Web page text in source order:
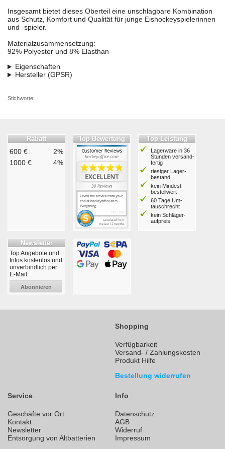
Insgesamt bietet dieses Oberteil eine unschlagbare Kombination
aus Schutz, Komfort und Qualität für junge Eishockeyspielerinnen
und -spieler.
Materialzusammensetzung:
92% Polyester und 8% Elasthan
Eigenschaften
Hersteller (GPSR)
Stichworte:
Rabatt
600 €
2%
1000 €
4%
Top Bewertung Top Leistung
Lagerware in 36
Stunden ver­sand­
fertig
riesiger Lager­
bestand
kein Mindest­
bestell­wert
60 Tage Um­
tausch­recht
kein Schläger­
aufpreis
Newsletter
Top Angebote und
Infos kostenlos und
unverbindlich per
E-Mail:
Abonnieren
Shopping
Verfügbarkeit
Versand- / Zahlungskosten
Produkt Hilfe
Bestellung widerrufen
Service
Geschäfte vor Ort
Kontakt
Newsletter
Entsorgung von Altbatterien
Info
Datenschutz
AGB
Widerruf
Impressum